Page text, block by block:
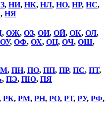
, НИ, НК, НЛ, НО, НР, НС,
, НЯ
, ОЖ, ОЗ, ОИ, ОЙ, ОК, ОЛ,
ОУ, ОФ, ОХ, ОЦ, ОЧ, ОШ,
, ПН, ПО, ПП, ПР, ПС, ПТ,
, ПЭ, ПЮ, ПЯ
РК, РМ, РН, РО, РТ, РУ, РФ,